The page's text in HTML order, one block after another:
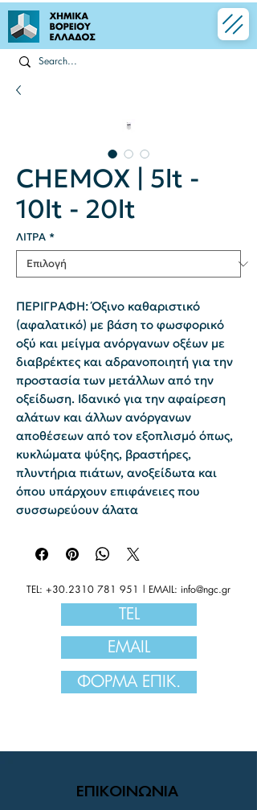
CHEMOX | 5lt -
10lt - 20lt
ΛΙΤΡΑ *
ΠΕΡΙΓΡΑΦΗ: Όξινο καθαριστικό
(αφαλατικό) με βάση το φωσφορικό
οξύ και μείγμα ανόργανων οξέων με
διαβρέκτες και αδρανοποιητή για την
προστασία των μετάλλων από την
οξείδωση. Ιδανικό για την αφαίρεση
αλάτων και άλλων ανόργανων
αποθέσεων από τον εξοπλισμό όπως,
κυκλώματα ψύξης, βραστήρες,
πλυντήρια πιάτων, ανοξείδωτα και
όπου υπάρχουν επιφάνειες που
συσσωρεύουν άλατα
TEL: +30.2310 781 951 | EMAIL: info@ngc.gr
TEL
EMAIL
ΦΟΡΜΑ ΕΠΙΚ.
ΕΠΙΚΟΙΝΩΝΙΑ